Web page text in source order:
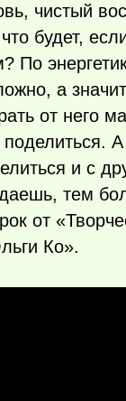
чистый
будет,
По
а
от него
и с
тем
от
Ко».